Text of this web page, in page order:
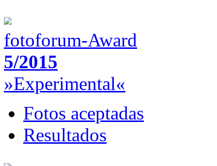
fotoforum-Award
5/2015
»Experimental«
Fotos aceptadas
Resultados